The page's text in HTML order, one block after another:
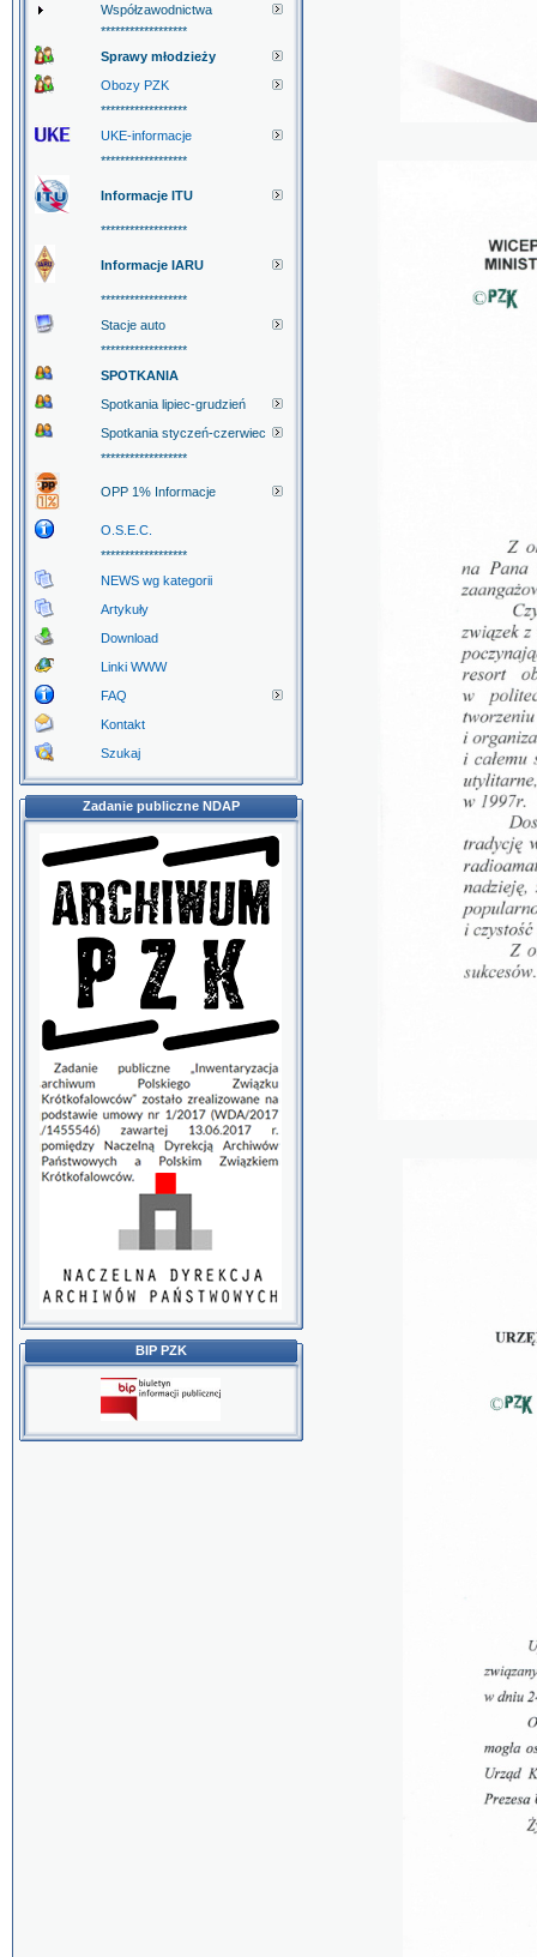
Współzawodnictwa
******************
Sprawy młodzieży
Obozy PZK
******************
UKE-informacje
******************
Informacje ITU
******************
Informacje IARU
******************
Stacje auto
******************
SPOTKANIA
Spotkania lipiec-grudzień
Spotkania styczeń-czerwiec
******************
OPP 1% Informacje
O.S.E.C.
******************
NEWS wg kategorii
Artykuły
Download
Linki WWW
FAQ
Kontakt
Szukaj
Zadanie publiczne NDAP
BIP PZK